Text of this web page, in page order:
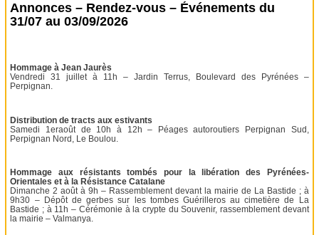
Annonces – Rendez-vous – Événements du
31/07 au 03/09/2026
Hommage à Jean Jaurès
Vendredi 31 juillet à 11h – Jardin Terrus, Boulevard des Pyrénées –
Perpignan.
Distribution de tracts aux estivants
Samedi 1eraoût de 10h à 12h – Péages autoroutiers Perpignan Sud,
Perpignan Nord, Le Boulou.
Hommage aux résistants tombés pour la libération des Pyrénées-
Orientales et à la Résistance Catalane
Dimanche 2 août à 9h – Rassemblement devant la mairie de La Bastide ; à
9h30 – Dépôt de gerbes sur les tombes Guérilleros au cimetière de La
Bastide ; à 11h – Cérémonie à la crypte du Souvenir, rassemblement devant
la mairie – Valmanya.